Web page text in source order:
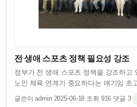
전 생애 스포츠 정책 필요성 강조
정부가 전 생애 스포츠 정책을 강조하고
노인 체육 연계가 중요하다는 얘기임 초
한국에서 건강한 노년을 위한 체육 정책
통해 어릴 때부터 건강하게 키우고 늙을
글쓴이 admin·2025-06-18·조회 916·댓글 3·